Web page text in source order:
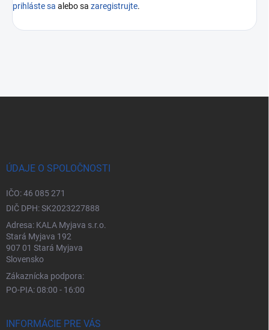
prihláste sa alebo sa zaregistrujte.
ÚDAJE O SPOLOČNOSTI
IČO: 46 085 271
DIČ DPH: SK2023227888
Adresa: KALA Myjava s.r.o.
Stará Myjava 192
907 01 Stará Myjava
Slovensko
Zákaznícka podpora:
PO-PIA: 08:00 - 16:00
INFORMÁCIE PRE VÁS